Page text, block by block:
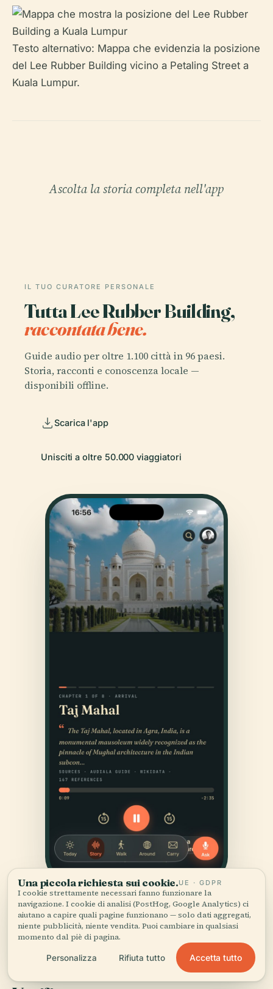
Testo alternativo: Mappa che evidenzia la posizione
del Lee Rubber Building vicino a Petaling Street a
Kuala Lumpur.
Ascolta la storia completa nell'app
IL TUO CURATORE PERSONALE
Tutta Lee Rubber Building,
raccontata bene.
Guide audio per oltre 1.100 città in 96 paesi.
Storia, racconti e conoscenza locale —
disponibili offline.
Scarica l'app
Unisciti a oltre 50.000 viaggiatori
Una piccola richiesta sui cookie.UE · GDPR
I cookie strettamente necessari fanno funzionare la
navigazione. I cookie di analisi (PostHog, Google Analytics) ci
aiutano a capire quali pagine funzionano — solo dati aggregati,
niente pubblicità, niente vendita. Puoi cambiare in qualsiasi
momento dal piè di pagina.
Personalizza Rifiuta tutto Accetta tutto